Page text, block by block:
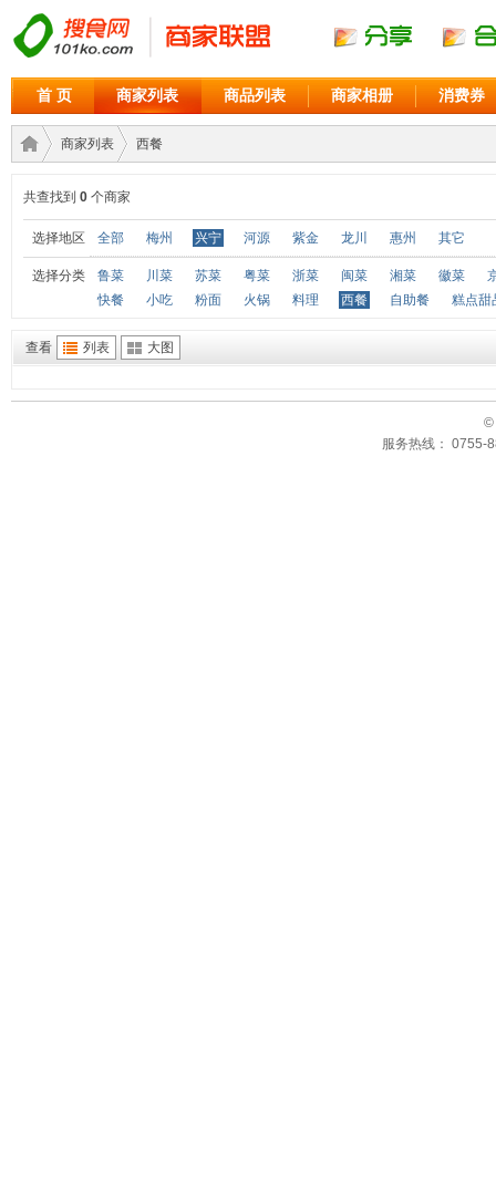
首 页 商家列表 商品列表 商家相册 消费券
商家›
商家列表
›
西餐
共查找到 0 个商家
选择地区 全部 梅州 兴宁 河源 紫金 龙川 惠州 其它
选择分类 鲁菜 川菜 苏菜 粤菜 浙菜 闽菜 湘菜 徽菜
快餐
小吃 粉面 火锅 料理 西餐 自助餐 糕点甜
查看 列表 大图
©
服务热线： 0755-